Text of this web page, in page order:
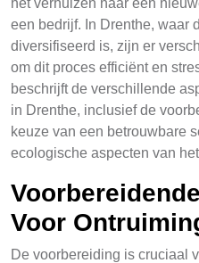
het verhuizen naar een
een bedrijf. In Drenthe, waar
diversifiseerd is, zijn er
om dit proces efficiënt en
beschrijft de verschillende
in Drenthe, inclusief de
keuze van een betrouwbare
ecologische aspecten van
Voor
De voorbereiding is cruciaal